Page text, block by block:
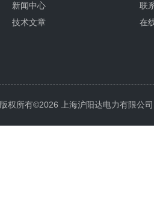
新闻中心
技术文章
联
在
版权所有©2026 上海沪阳达电力有限公